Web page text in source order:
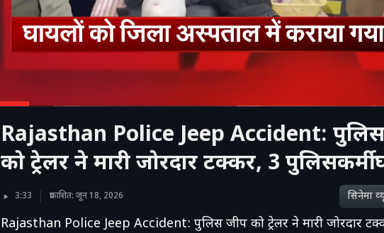
Rajasthan Police Jeep Accident:
को ट्रेलर ने मारी जोरदार टक्कर, 3
3:33 प्रकाशित: जून 18, 2026 सिनेमा
Rajasthan Police Jeep Accident: पुलिस जीप को ट्रेलर ने मारी जोरदार